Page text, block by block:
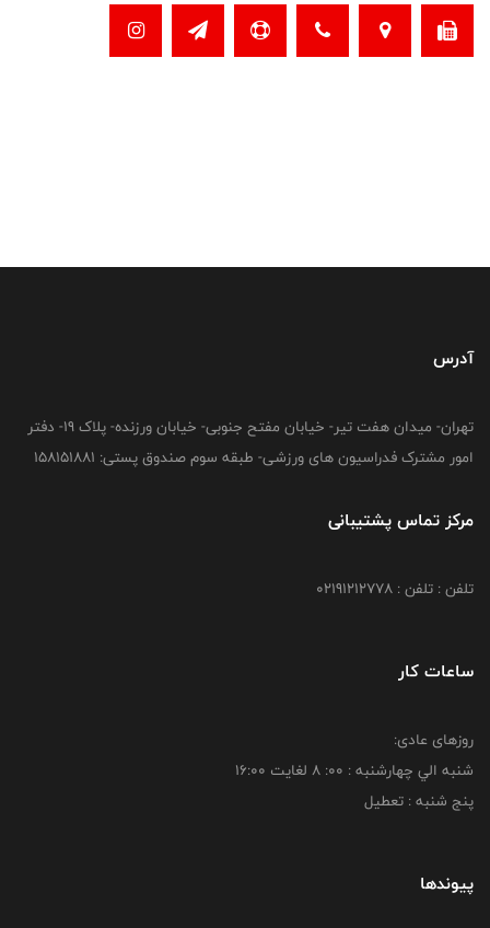
آدرس
تهران- میدان هفت تیر- خیابان مفتح جنوبی- خیابان ورزنده- پلاک 19- دفتر
امور مشترک فدراسیون های ورزشی- طبقه سوم صندوق پستی: 158151881
مرکز تماس پشتیبانی
تلفن : تلفن : 02191212778
ساعات کار
روزهای عادی:
شنبه الي چهارشنبه : 00: 8 لغايت 16:00
پنج شنبه : تعطیل
پیوندها